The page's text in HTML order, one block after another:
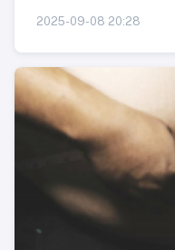
2025-09-08 20:28